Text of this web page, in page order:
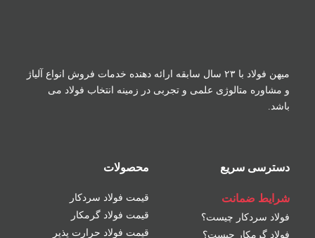
میهن فولاد با ۲۳ سال سابقه ارائه دهنده خدمات فروش
انواع آلیاژ
و مشاوره متالوژی علمی و تجربی در زمینه انتخاب فولاد می
باشد.
دسترسی سریع
شرایط ضمانت
فولاد سردکار چیست؟
فولاد گرمکار چیست؟
محصولات
قیمت فولاد سردکار
قیمت فولاد گرمکار
قیمت فولاد حرارت پذیر